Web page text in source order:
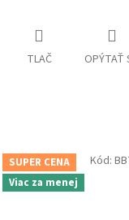
TLAČ OPÝTAŤ
SUPER CENA
Viac za menej
Kód: